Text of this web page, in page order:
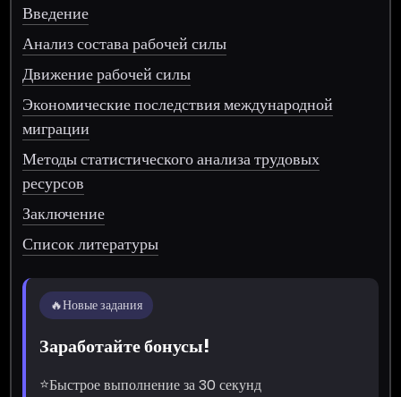
Введение
Анализ состава рабочей силы
Движение рабочей силы
Экономические последствия международной
миграции
Методы статистического анализа трудовых
ресурсов
Заключение
Список литературы
🔥Новые задания
Заработайте бонусы!
⭐Быстрое выполнение за 30 секунд